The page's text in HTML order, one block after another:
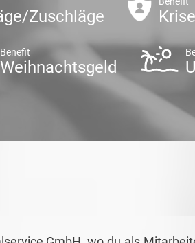
Zuschläge
Benefit
Weihnachtsgeld